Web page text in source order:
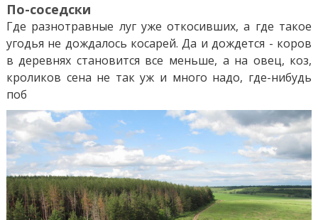
По-соседски
Где разнотравные луг уже откосивших, а где такое
угодья не дождалось косарей. Да и дождется - коров
в деревнях становится все меньше, а на овец, коз,
кроликов сена не так уж и много надо, где-нибудь
поб